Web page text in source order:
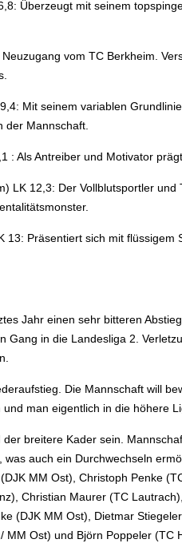
Überzeugt mit seinem
vom TC Berkheim.
Mit seinem variablen
der Mannschaft.
: Als Antreiber und Motivator
LK 12,3: Der Vollblutsportler
13: Präsentiert sich mit
Jahr einen sehr bitteren
Gang in die Landesliga 2.
Die Mannschaft will
man eigentlich in die höhere
der breitere Kader sein.
was auch ein Durchwechseln
MM Ost), Christoph Penke
Christian Maurer (TC
(DJK MM Ost), Dietmar
MM Ost) und Björn Poppeler (TC